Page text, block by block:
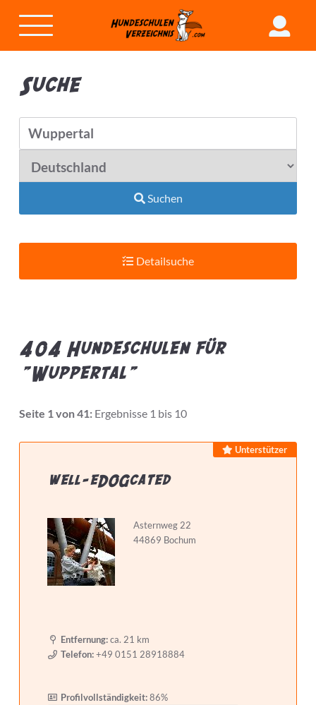
Suche
Suchen
Detailsuche
Bietet Leistung
hat Zertifizierungen
hat Weiterbildungen
Selbstständig seit mindestens
404 Hundeschulen für
"Wuppertal"
Seite 1 von 41:Ergebnisse 1 bis 10
Unterstützer
well-eDOGcated
Asternweg 22
44869 Bochum
Entfernung:ca. 21 km
Telefon:+49 0151 28918884
Profilvollständigkeit:86%